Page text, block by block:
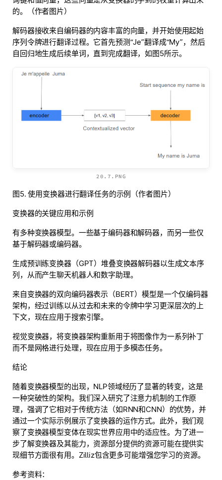
的。（作者图片）
解码器接收来自编码器的内容丰富的向量，并开始使用起始
序列令牌进行翻译过程。它首先预测“Je”翻译成“My”，然后
自回归地生成后续单词，直到完成翻译，如图5所示。
20.7.PNG
图5. 使用变换器进行翻译任务的示例（作者图片）
变换器的关键应用和示例
有多种变换器模型。一些基于编码器和解码器，而另一些仅
基于解码器或编码器。
生成预训练变换器（GPT）堆叠变换器解码器以生成文本序
列，从而产生聊天机器人和数字助理。
来自变换器的双向编码器表示（BERT）模型是一个仅编码器
架构，经过训练以从过去和未来的令牌中学习更深层次的上
下文，现在应用于搜索引擎。
视觉变换器，将变换器架构重新用于将图像作为一系列补丁
而不是网格进行处理，现在应用于多模态任务。
结论
随着变换器模型的出现，NLP领域经历了显著的转变，这是
一种突破性的架构。我们深入研究了注意力机制的工作原
理，强调了它相对于传统方法（如RNN和CNN）的优势，并
通过一个实际示例展示了变换器的运作方式。此外，我们观
察了变换器模型变体在现实世界应用中的适应性。为了进一
步了解变换器及其能力，资源部分提供的资源可能在提供实
现细节方面很有用。Zilliz包含更多可能增强您学习的资源。
参考资料：